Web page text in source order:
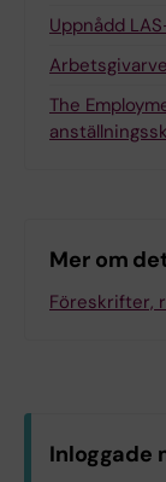
Uppnådd
The
Mer om
Föreskrifter,
Inloggade